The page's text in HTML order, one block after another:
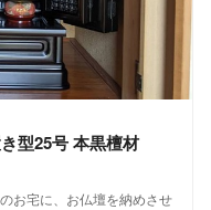
型25号 本黒檀材
お宅に、お仏壇を納めさせ